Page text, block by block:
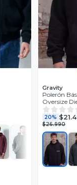
Gravity
Polerón
Oversize
20%
$26.990